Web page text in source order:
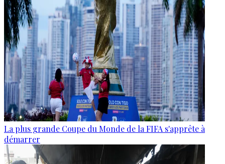
La plus grande Coupe du Monde de la FIFA s'apprête à
démarrer